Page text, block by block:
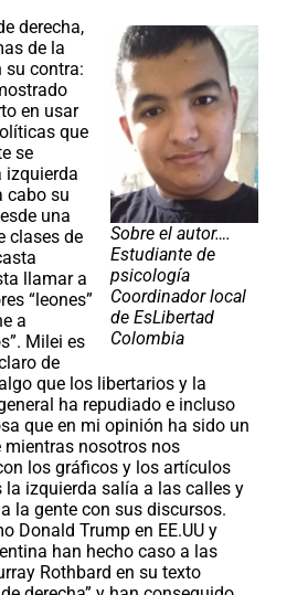
Sobre el autor….
Estudiante de
psicología
Coordinador local
de EsLibertad
Colombia
derecha,
de la
su contra:
en usar
que
se
izquierda
cabo su
una
clases de
llamar a
“leones”
a
Milei es
de
que los libertarios y la
ha repudiado e incluso
que en mi opinión ha sido un
mientras nosotros nos
los gráficos y los artículos
la izquierda salía a las calles y
la gente con sus discursos.
Donald Trump en EE.UU y
han hecho caso a las
Rothbard en su texto